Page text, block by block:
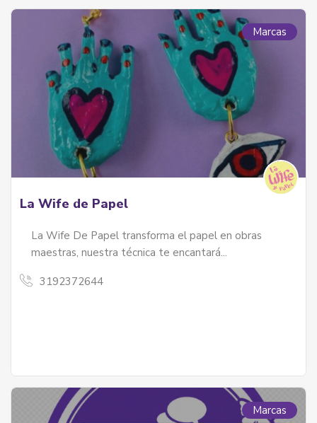
Marcas
La Wife de Papel
La Wife De Papel transforma el papel en obras
maestras, nuestra técnica te encantará...
3192372644
Marcas